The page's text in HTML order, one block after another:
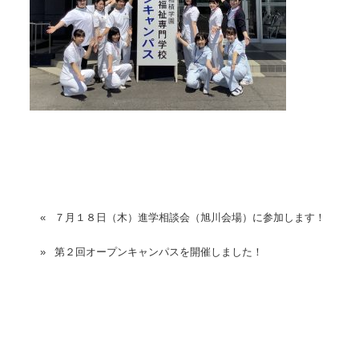
７月１８日（木）進学相談会（旭川会場）に参加します！
第２回オープンキャンパスを開催しました！